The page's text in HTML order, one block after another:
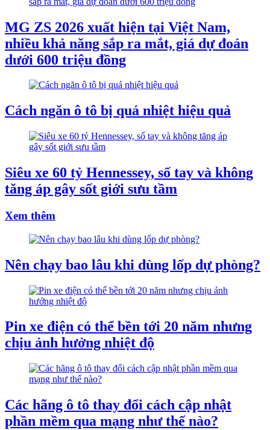
MG ZS 2026 xuất hiện tại Việt Nam,
nhiều khả năng sắp ra mắt, giá dự đoán
dưới 600 triệu đồng
Cách ngăn ô tô bị quá nhiệt hiệu quả
Siêu xe 60 tỷ Hennessey, số tay và không
tăng áp gây sốt giới sưu tầm
Xem thêm
Nên chạy bao lâu khi dùng lốp dự phòng?
Pin xe điện có thể bền tới 20 năm nhưng
chịu ảnh hưởng nhiệt độ
Các hãng ô tô thay đổi cách cập nhật
phần mềm qua mạng như thế nào?